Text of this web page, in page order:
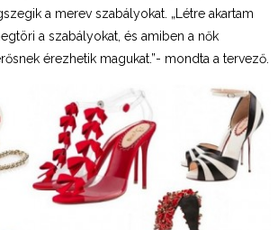
a merev szabályokat. „Létre akartam
a szabályokat, és amiben a nők
érezhetik magukat.”- mondta a tervező.